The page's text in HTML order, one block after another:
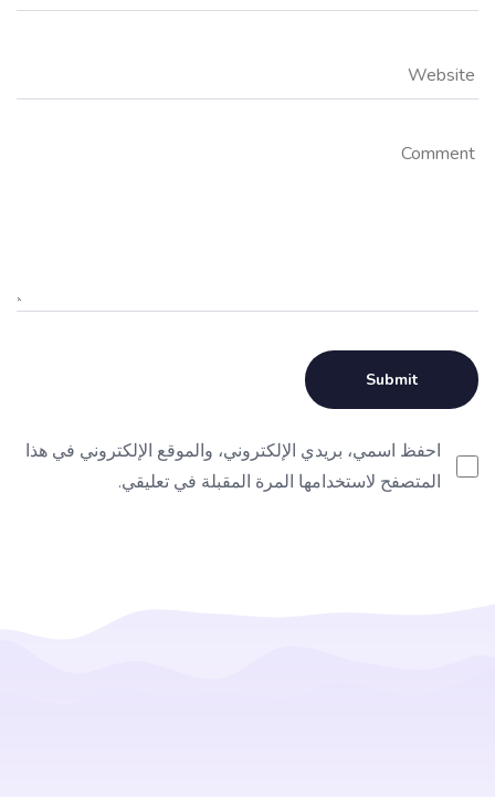
احفظ اسمي، بريدي الإلكتروني، والموقع الإلكتروني في هذا
المتصفح لاستخدامها المرة المقبلة في تعليقي.